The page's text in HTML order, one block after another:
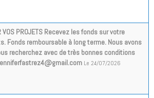
VOS PROJETS Recevez les fonds sur votre
Fonds remboursable à long terme. Nous avons
recherchez avec de très bonnes conditions
Le 24/07/2026